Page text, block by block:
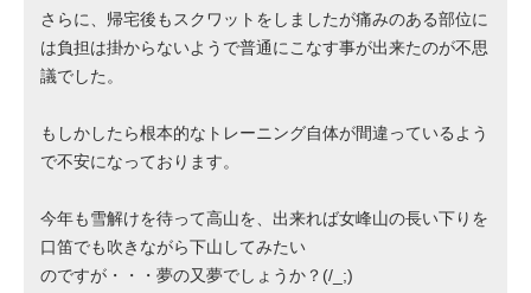
さらに、帰宅後もスクワットをしましたが痛みのある部位に
は負担は掛からないようで普通にこなす事が出来たのが不思
議でした。
もしかしたら根本的なトレーニング自体が間違っているよう
で不安になっております。
今年も雪解けを待って高山を、出来れば女峰山の長い下りを
口笛でも吹きながら下山してみたい
のですが・・・夢の又夢でしょうか？(/_;)